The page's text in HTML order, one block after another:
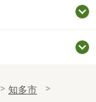
知多市